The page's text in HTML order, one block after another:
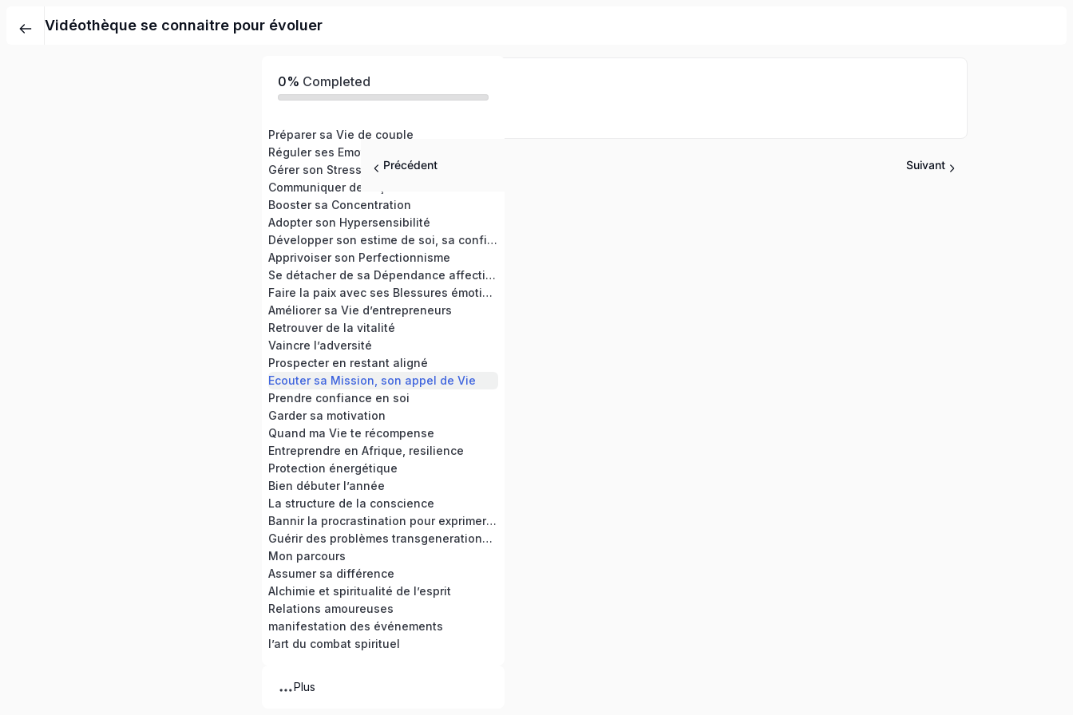
Vidéothèque se connaitre pour évoluer
0% Completed
Préparer sa Vie de couple
Réguler ses Emotions
Gérer son Stress et anxiété
Communiquer de façon bienveillante
Booster sa Concentration
Adopter son Hypersensibilité
Développer son estime de soi, sa confiance en soi
Apprivoiser son Perfectionnisme
Se détacher de sa Dépendance affective
Faire la paix avec ses Blessures émotionnelles
Améliorer sa Vie d’entrepreneurs
Retrouver de la vitalité
Vaincre l’adversité
Prospecter en restant aligné
Ecouter sa Mission, son appel de Vie
Prendre confiance en soi
Garder sa motivation
Quand ma Vie te récompense
Entreprendre en Afrique, resilience
Protection énergétique
Bien débuter l’année
La structure de la conscience
Bannir la procrastination pour exprimer son potentiel
Guérir des problèmes transgenerationnels
Mon parcours
Assumer sa différence
Alchimie et spiritualité de l’esprit
Relations amoureuses
manifestation des événements
l’art du combat spirituel
Plus
Précédent Suivant